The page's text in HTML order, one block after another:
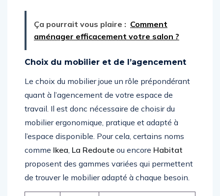
Ça pourrait vous plaire : Comment
aménager efficacement votre salon ?
Choix du mobilier et de l’agencement
Le choix du mobilier joue un rôle prépondérant
quant à l’agencement de votre espace de
travail. Il est donc nécessaire de choisir du
mobilier ergonomique, pratique et adapté à
l’espace disponible. Pour cela, certains noms
comme Ikea, La Redoute ou encore Habitat
proposent des gammes variées qui permettent
de trouver le mobilier adapté à chaque besoin.